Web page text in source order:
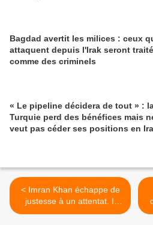
Bagdad avertit les milices : ceux
attaquent depuis l'Irak seront
comme des criminels
« Le pipeline décidera de tout » :
Turquie perd des bénéfices mais
veut pas céder ses positions en
< Imran Khan échappe de
justesse à un attentat. Il
avait critiqué les USA,